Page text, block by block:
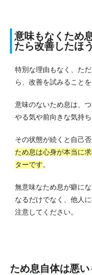
意味もなくため
たら改善したほ
特別な理由もなく、た
ら、改善を試みること
意味のないため息は、
やる気や前向きな気持
その状態が続くと自己
ため息は心身が本当に
ターです。
無意味なため息が癖に
なるだけでなく、他人
注意してください。
ため息自体は悪